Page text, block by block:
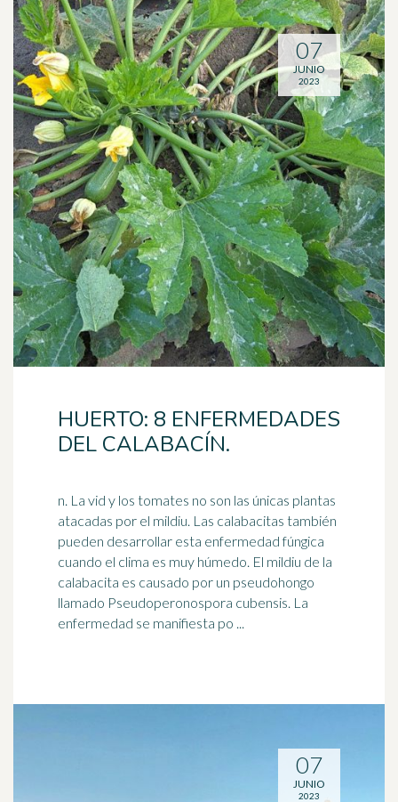
HUERTO: 8 ENFERMEDADES
DEL CALABACÍN.
n. La vid y los tomates no son las únicas plantas
atacadas por el mildiu. Las calabacitas también
pueden desarrollar esta enfermedad fúngica
cuando el clima es muy húmedo. El mildiu de la
calabacita es causado por un pseudohongo
llamado Pseudoperonospora cubensis. La
enfermedad se manifiesta po ...
07
JUNIO
2023
07
JUNIO
2023